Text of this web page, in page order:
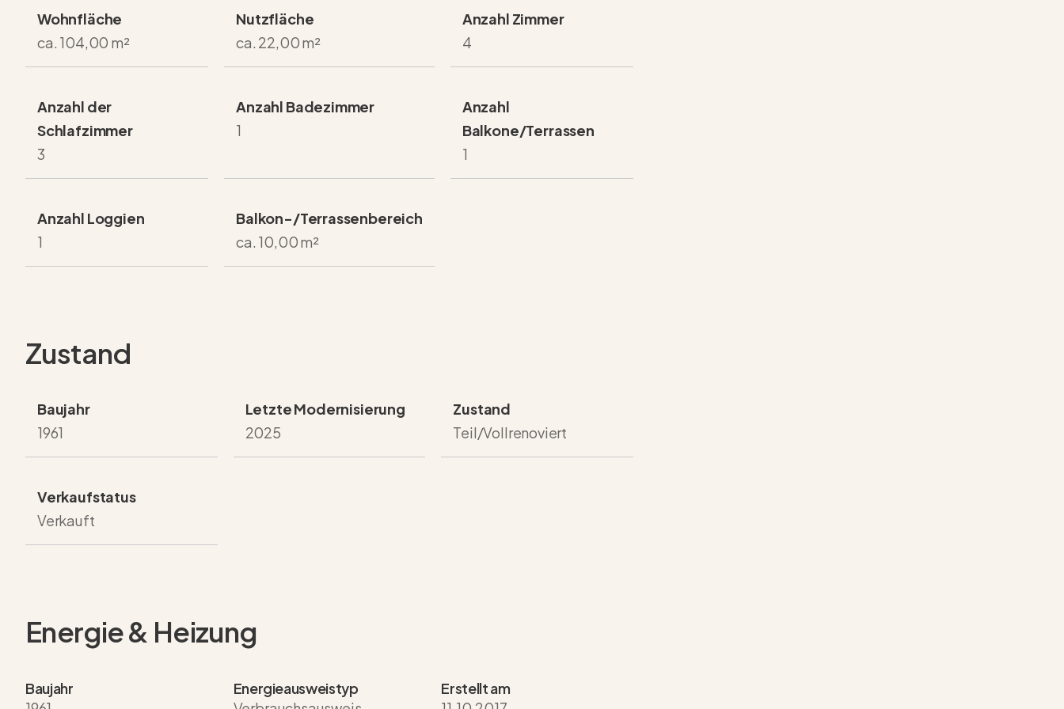
Wohnfläche
ca. 104,00 m²
Nutzfläche
ca. 22,00 m²
Anzahl Zimmer
4
Anzahl der
Schlafzimmer
3
Anzahl Badezimmer
1
Anzahl
Balkone/Terrassen
1
Anzahl Loggien
1
Balkon-/Terrassenbereich
ca. 10,00 m²
Zustand
Baujahr
1961
Letzte Modernisierung
2025
Zustand
Teil/Vollrenoviert
Verkaufstatus
Verkauft
Energie & Heizung
Baujahr
Energie­ausweistyp
Erstellt am